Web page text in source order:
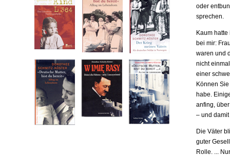
oder
sprechen.
Kaum
bei mir:
waren und
nicht
einer
Können
habe.
anfing,
– und
Die Väter
guter
Rolle. ...